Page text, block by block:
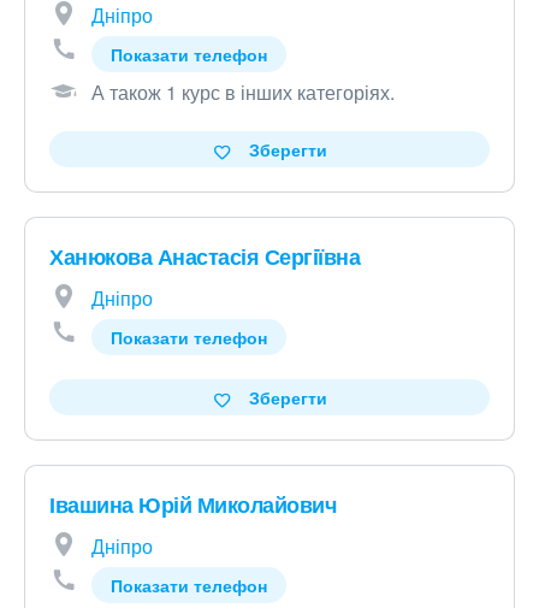
Дніпро
Показати телефон
А також 1 курс в інших категоріях.
Зберегти
Ханюкова Анастасія Сергіївна
Дніпро
Показати телефон
Зберегти
Івашина Юрій Миколайович
Дніпро
Показати телефон